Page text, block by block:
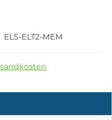
ELS-ELT2-MEM